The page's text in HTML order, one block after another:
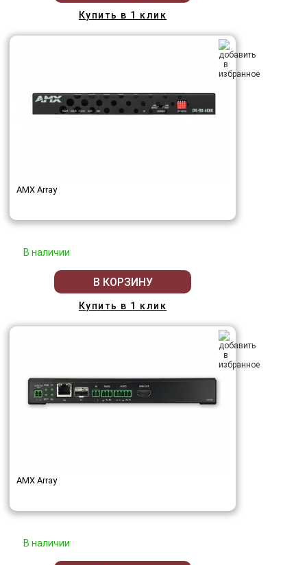
Купить в 1 клик
AMX Array
В наличии
В КОРЗИНУ
Купить в 1 клик
AMX Array
В наличии